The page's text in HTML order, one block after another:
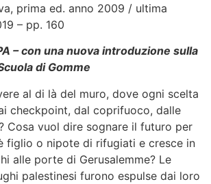
prima ed. anno 2009 / ultima
– pp. 160
– con una nuova introduzione sulla
di Gomme
al di là del muro, dove ogni scelta
checkpoint, dal coprifuoco, dalle
Cosa vuol dire sognare il futuro per
figlio o nipote di rifugiati e cresce in
alle porte di Gerusalemme? Le
palestinesi furono espulse dai loro